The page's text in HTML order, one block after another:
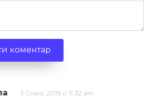
3 Січня, 2019 о 11:32 am